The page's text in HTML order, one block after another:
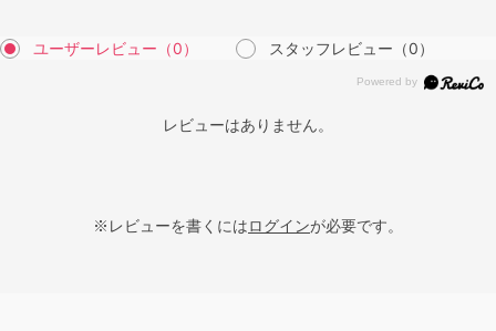
ユーザーレビュー （0） スタッフレビュー （0）
レビューはありません。
※レビューを書くにはログインが必要です。